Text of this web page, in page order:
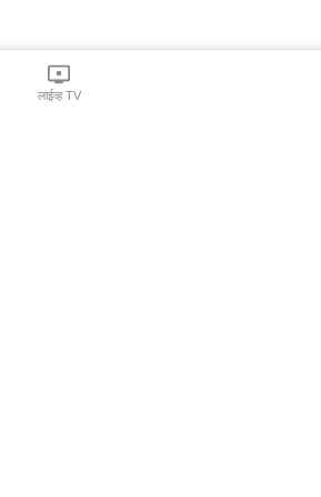
लाईव्ह TV